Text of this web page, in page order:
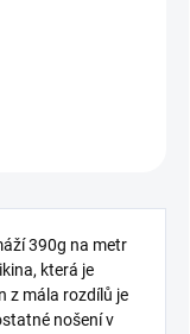
390g na metr
která je
z mála rozdílů je
nošení v